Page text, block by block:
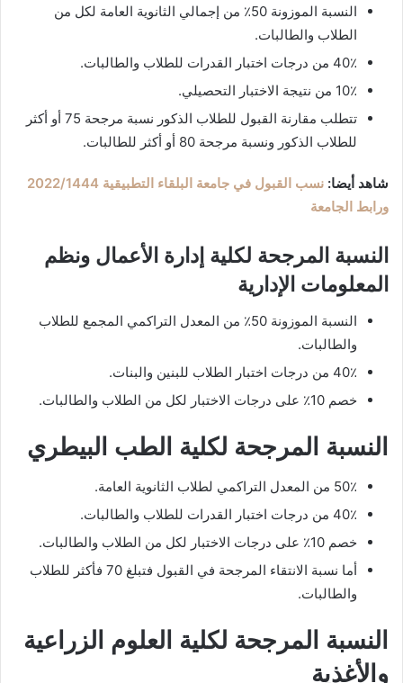
النسبة الموزونة 50٪ من إجمالي الثانوية العامة لكل من
الطلاب والطالبات.
40٪ من درجات اختبار القدرات للطلاب والطالبات.
10٪ من نتيجة الاختبار التحصيلي.
تتطلب مقارنة القبول للطلاب الذكور نسبة مرجحة 75 أو أكثر
للطلاب الذكور ونسبة مرجحة 80 أو أكثر للطالبات.
شاهد أيضا:
نسب القبول في جامعة البلقاء التطبيقية 2022/1444
ورابط الجامعة
النسبة المرجحة لكلية إدارة الأعمال ونظم
المعلومات الإدارية
النسبة الموزونة 50٪ من المعدل التراكمي المجمع للطلاب
والطالبات.
40٪ من درجات اختبار الطلاب للبنين والبنات.
خصم 10٪ على درجات الاختبار لكل من الطلاب والطالبات.
النسبة المرجحة لكلية الطب البيطري
50٪ من المعدل التراكمي لطلاب الثانوية العامة.
40٪ من درجات اختبار القدرات للطلاب والطالبات.
خصم 10٪ على درجات الاختبار لكل من الطلاب والطالبات.
أما نسبة الانتقاء المرجحة في القبول فتبلغ 70 فأكثر للطلاب
والطالبات.
النسبة المرجحة لكلية العلوم الزراعية
والأغذية